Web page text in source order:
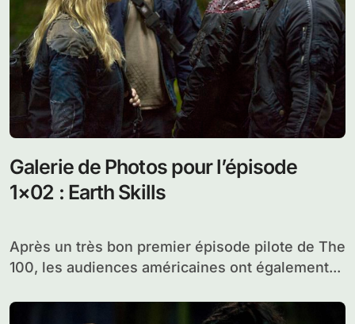
Galerie de Photos pour l’épisode
1×02 : Earth Skills
Après un très bon premier épisode pilote de The
100, les audiences américaines ont également...